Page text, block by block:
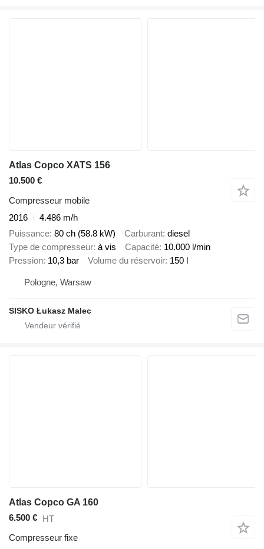
Atlas Copco XATS 156
10.500 €
Compresseur mobile
2016
4.486 m/h
Puissance 80 ch (58.8 kW) Carburant diesel
Type de compresseur à vis Capacité 10.000 l/min
Pression 10,3 bar Volume du réservoir 150 l
Pologne, Warsaw
SISKO Łukasz Malec
Atlas Copco GA 160
6.500 € HT
Compresseur fixe